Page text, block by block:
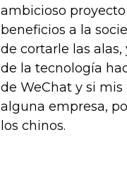
ambicioso
beneficios a la
de cortarle las
de la tecnología
de WeChat y si
alguna empresa,
los chinos.